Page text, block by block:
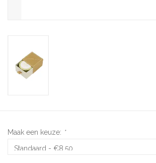
Maak een keuze: *